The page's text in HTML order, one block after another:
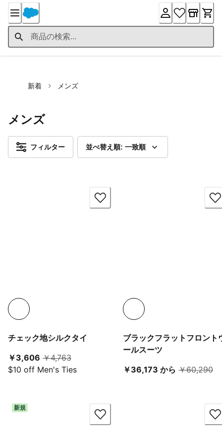
Content
新着 メンズ
メンズ
フィルター 並べ替え順: 一致順
チェック地シルクタイ
￥3,606 現在の価格 ￥3,606
￥4,763元の価格 ￥4,763
$10 off Men's Ties
ブラックフラットフロント
ールスーツ
￥36,173 から 現在の価格
￥60,290
新規